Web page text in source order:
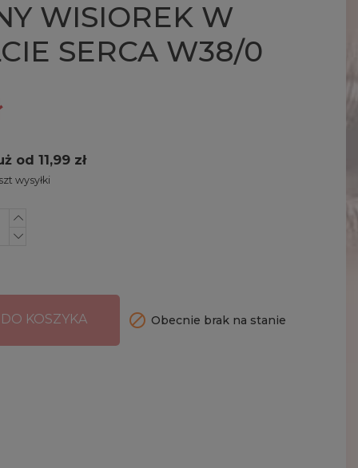
WISIOREK W
SERCA W38/0
od 11,99 zł
wysyłki
KOSZYKA  Obecnie brak na stanie